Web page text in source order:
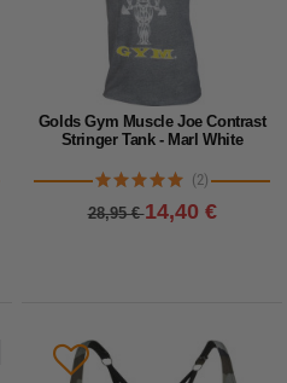
Golds Gym Muscle Joe Contrast
Stringer Tank - Marl White
(2)
28,95 €14,40 €